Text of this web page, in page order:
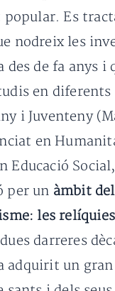
Es
nodreix les
des de fa anys i
en
i Juventeny
en
Educació
per un àmbit del
les
darreres
adquirit un gran